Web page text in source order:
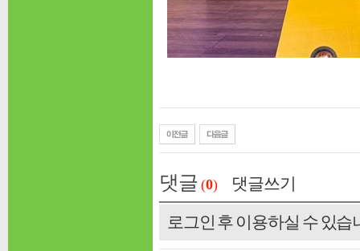
댓글(0)
댓글쓰기
로그인 후 이용하실 수 있